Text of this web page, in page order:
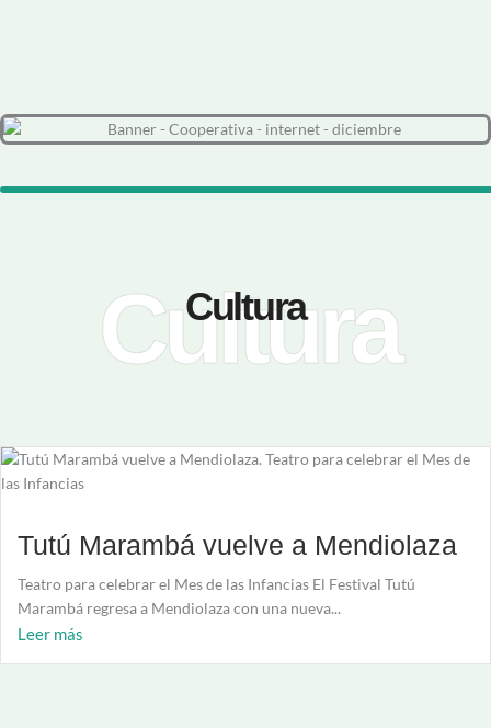
Cultura
Cultura
Tutú Marambá vuelve a Mendiolaza
Teatro para celebrar el Mes de las Infancias El Festival Tutú
Marambá regresa a Mendiolaza con una nueva...
Leer más